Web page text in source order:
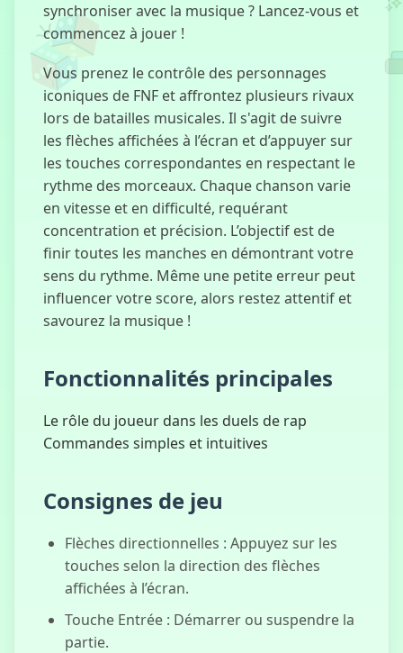
Mauvaise
Parentalité
Clicker Astro
Exposition
synchroniser avec la musique ? Lancez-vous et
commencez à jouer !
Vous prenez le contrôle des personnages
iconiques de FNF et affrontez plusieurs rivaux
lors de batailles musicales. Il s'agit de suivre
les flèches affichées à l’écran et d’appuyer sur
les touches correspondantes en respectant le
rythme des morceaux. Chaque chanson varie
en vitesse et en difficulté, requérant
concentration et précision. L’objectif est de
finir toutes les manches en démontrant votre
sens du rythme. Même une petite erreur peut
influencer votre score, alors restez attentif et
savourez la musique !
Fonctionnalités principales
Le rôle du joueur dans les duels de rap
Commandes simples et intuitives
Consignes de jeu
Flèches directionnelles : Appuyez sur les
touches selon la direction des flèches
affichées à l’écran.
Touche Entrée : Démarrer ou suspendre la
partie.